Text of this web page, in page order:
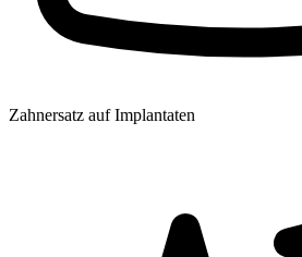
Zahnersatz auf Implantaten